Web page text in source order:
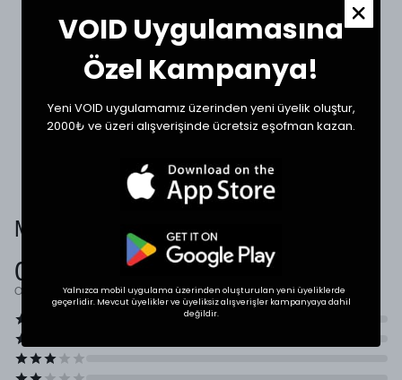
BEDEN VE UYUMLULUK
Tekstil ürünlerinde beden seçimi modellere göre
değişkenlik gösterebilir. En doğru seçim için
dolabınızdaki beğendiğiniz bir ürünün ölçülerini alıp
* Ölçülerde +1/-1 cm farklılık olabilir.
Müşteri Yorumları
0.0
Ortalama Puan
VOID Uygulamasına
Özel Kampanya!
Yeni VOID uygulamamız üzerinden yeni üyelik oluştur,
2000₺ ve üzeri alışverişinde ücretsiz eşofman kazan.
Yalnızca mobil uygulama üzerinden oluşturulan yeni üyeliklerde
geçerlidir. Mevcut üyelikler ve üyeliksiz alışverişler kampanyaya dahil
değildir.